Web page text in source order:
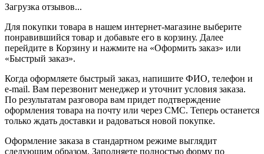
Загрузка отзывов...
Для покупки товара в нашем интернет-магазине выберите
понравившийся товар и добавьте его в корзину. Далее
перейдите в Корзину и нажмите на «Оформить заказ» или
«Быстрый заказ».
Когда оформляете быстрый заказ, напишите ФИО, телефон и
e-mail. Вам перезвонит менеджер и уточнит условия заказа.
По результатам разговора вам придет подтверждение
оформления товара на почту или через СМС. Теперь останется
только ждать доставки и радоваться новой покупке.
Оформление заказа в стандартном режиме выглядит
следующим образом. Заполняете полностью форму по